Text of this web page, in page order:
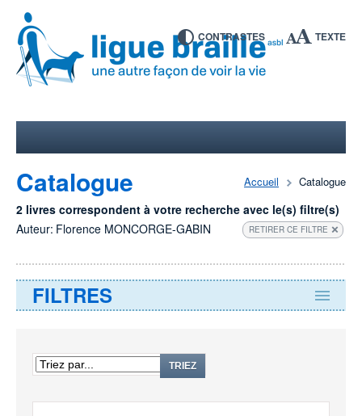
CONTRASTES TEXTE
Accueil Catalogue
Catalogue
2 livres correspondent à votre recherche avec le(s) filtre(s)
Auteur: Florence MONCORGE-GABIN RETIRER CE FILTRE
FILTRES
TRIEZ